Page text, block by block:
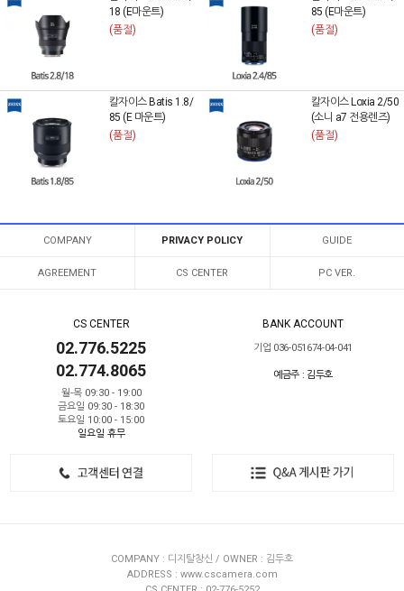
18 (E마운트)
(품절)
85 (E마운트)
(품절)
칼자이스 Batis 1.8/
85 (E 마운트)
(품절)
칼자이스 Loxia 2/50
(소니 a7 전용렌즈)
(품절)
COMPANY PRIVACY POLICY GUIDE
AGREEMENT CS CENTER PC VER.
CS CENTER
02.776.5225
02.774.8065
월-목 09:30 - 19:00
금요일 09:30 - 18:30
토요일 10:00 - 15:00
일요일 휴무
BANK ACCOUNT
기업 036-051674-04-041
예금주 : 김두호
COMPANY : 디지탈창신 / OWNER : 김두호
ADDRESS : www.cscamera.com